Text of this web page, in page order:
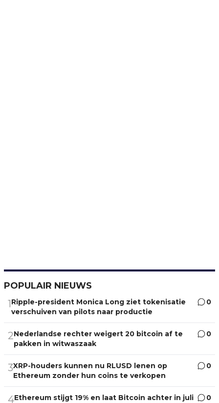
POPULAIR NIEUWS
1 Ripple-president Monica Long ziet tokenisatie
verschuiven van pilots naar productie
0
2Nederlandse rechter weigert 20 bitcoin af te
pakken in witwaszaak
0
3XRP-houders kunnen nu RLUSD lenen op
Ethereum zonder hun coins te verkopen
0
4Ethereum stijgt 19% en laat Bitcoin achter in juli 0